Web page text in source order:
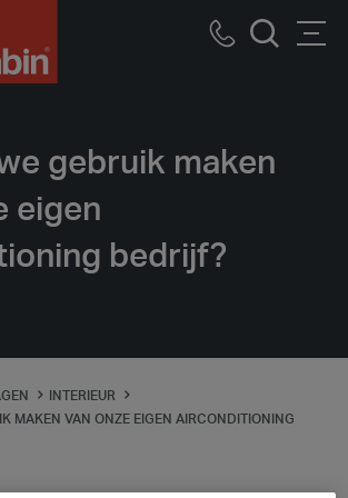
Call
gebruik maken
eigen
bedrijf?
INTERIEUR
MAKEN VAN ONZE EIGEN AIRCONDITIONING